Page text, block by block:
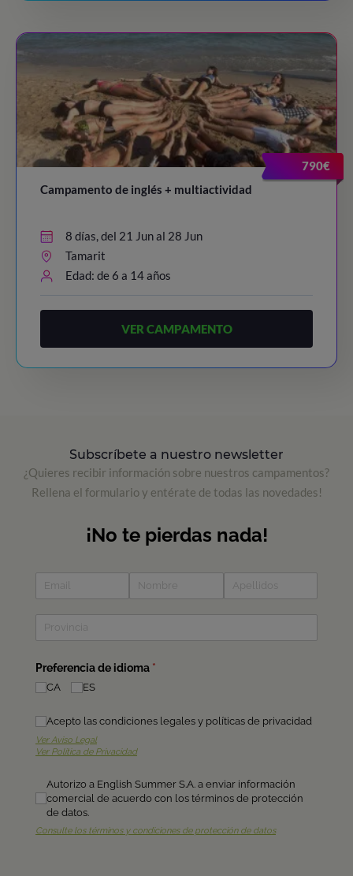
790€
Campamento de inglés + multiactividad
8 días, del 21 Jun al 28 Jun
Tamarit
Edad: de 6 a 14 años
VER CAMPAMENTO
Subscríbete a nuestro newsletter
¿Quieres recibir información sobre nuestros campamentos?
Rellena el formulario y entérate de todas las novedades!